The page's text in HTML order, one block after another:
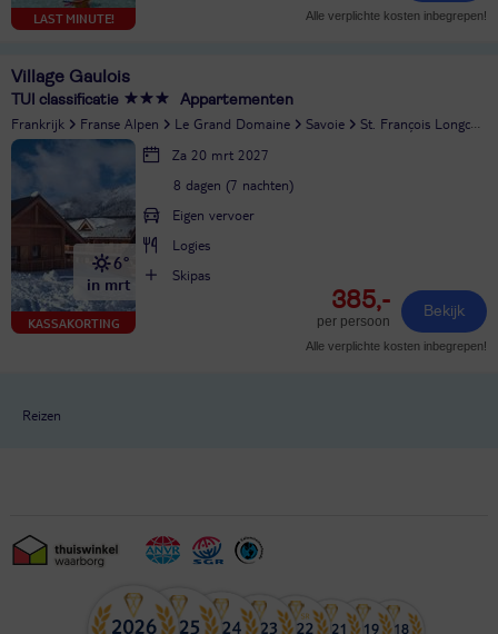
LAST MINUTE! Alle verplichte kosten inbegrepen!
Village Gaulois
TUI classificatie Appartementen
Frankrijk Franse Alpen Le Grand Domaine Savoie St. François Longchamp
KASSAKORTING
6°
in mrt
Za 20 mrt 2027
8 dagen (7 nachten)
Eigen vervoer
Logies
Skipas
385,-
per persoon
Bekijk
Alle verplichte kosten inbegrepen!
Reizen